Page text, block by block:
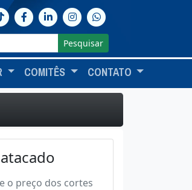
Pesquisar
COMITÊS CONTATO
o preço dos cortes